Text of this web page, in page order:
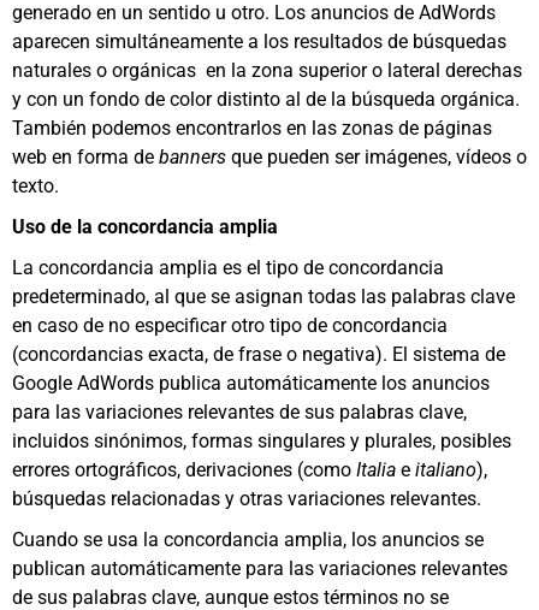
generado en un sentido u otro. Los anuncios de AdWords
aparecen simultáneamente a los resultados de búsquedas
naturales o orgánicas en la zona superior o lateral derechas
y con un fondo de color distinto al de la búsqueda orgánica.
También podemos encontrarlos en las zonas de páginas
web en forma de banners que pueden ser imágenes, vídeos o
texto.
Uso de la concordancia amplia
La concordancia amplia es el tipo de concordancia
predeterminado, al que se asignan todas las palabras clave
en caso de no especificar otro tipo de concordancia
(concordancias exacta, de frase o negativa). El sistema de
Google AdWords publica automáticamente los anuncios
para las variaciones relevantes de sus palabras clave,
incluidos sinónimos, formas singulares y plurales, posibles
errores ortográficos, derivaciones (como Italia e italiano),
búsquedas relacionadas y otras variaciones relevantes.
Cuando se usa la concordancia amplia, los anuncios se
publican automáticamente para las variaciones relevantes
de sus palabras clave, aunque estos términos no se